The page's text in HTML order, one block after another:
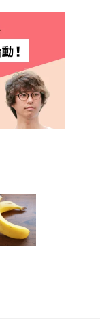
マクロビオティック
田葉子さんがお伝